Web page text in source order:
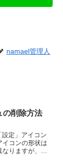
namael管理人
の削除方法
定」アイコン
イコンの形状は
なりますが、基